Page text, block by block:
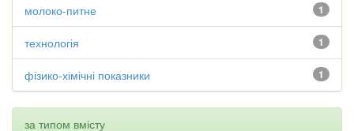
1
молоко-питне
1
технологія
1
фізико-хімічні показники
за типом вмісту